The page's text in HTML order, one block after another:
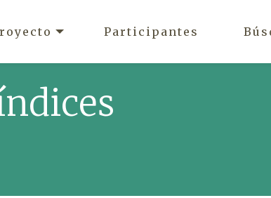
Participantes